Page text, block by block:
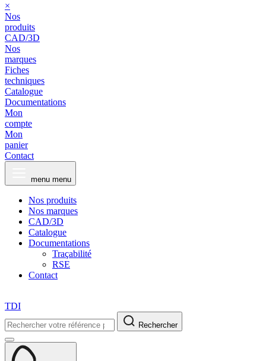
×
Nos
produits
CAD/3D
Nos
marques
Fiches
techniques
Catalogue
Documentations
Mon
compte
Mon
panier
Contact
menu menu
Nos produits
Nos marques
CAD/3D
Catalogue
Documentations
Traçabilité
RSE
Contact
TDI
Rechercher